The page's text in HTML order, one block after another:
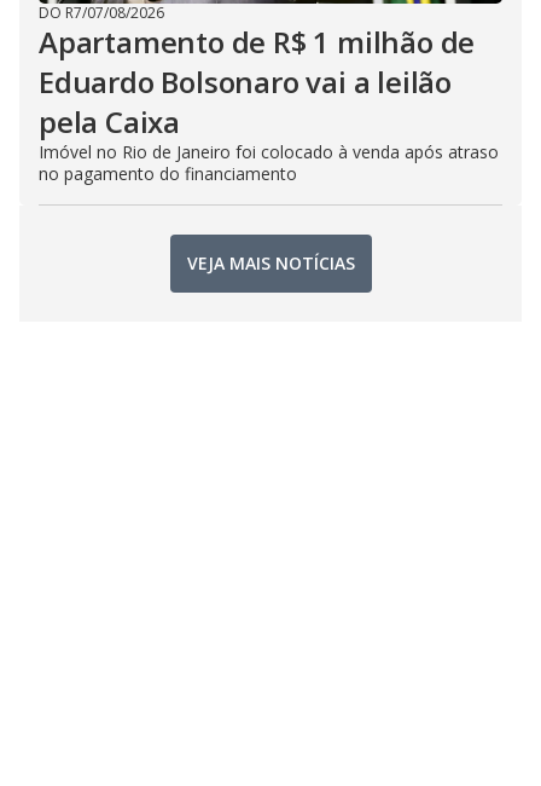
DO R7/07/08/2026
Apartamento de R$ 1 milhão de
Eduardo Bolsonaro vai a leilão
pela Caixa
Imóvel no Rio de Janeiro foi colocado à venda após atraso
no pagamento do financiamento
VEJA MAIS NOTÍCIAS